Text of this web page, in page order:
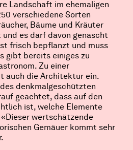
Landschaft im ehemaligen
verschiedene Sorten
Bäume und Kräuter
es darf davon genascht
frisch bepflanzt und muss
gibt bereits einiges zu
Zu einer
auch die Architektur ein.
denkmalgeschützten
geachtet, dass auf den
ist, welche Elemente
wertschätzende
Gemäuer kommt sehr